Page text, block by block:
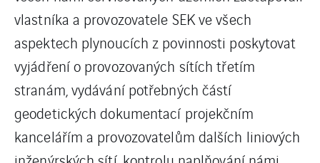
vlastníka a provozovatele SEK ve všech
aspektech plynoucích z povinnosti poskytovat
vyjádření o provozovaných sítích třetím
stranám, vydávání potřebných částí
geodetických dokumentací projekčním
kancelářím a provozovatelům dalších liniových